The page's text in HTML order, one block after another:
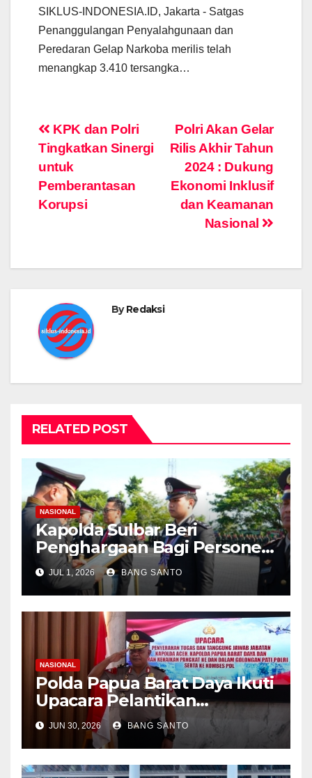
SIKLUS-INDONESIA.ID, Jakarta - Satgas
Penanggulangan Penyalahgunaan dan
Peredaran Gelap Narkoba merilis telah
menangkap 3.410 tersangka…
Post
navigation
Polri Akan Gelar
Rilis Akhir Tahun
2024 : Dukung
Ekonomi Inklusif
dan Keamanan
Nasional
KPK dan Polri
Tingkatkan Sinergi
untuk
Pemberantasan
Korupsi
ByRedaksi
RELATED POST
NASIONAL
Kapolda Sulbar Beri
Penghargaan Bagi Personel
Berprestasi, Kado Hari
Bhayangkara ke-80
PolriDaerahPeristiwa
JUL 1, 2026 BANG SANTO
NASIONAL
Polda Papua Barat Daya Ikuti
Upacara Pelantikan
Kenaikan Pangkat Lewat
Virtual, Kombes Pol. Semmy
Ronny Thabaa Resmi
Sandang Pangkat Brigadir
JUN 30, 2026 BANG SANTO